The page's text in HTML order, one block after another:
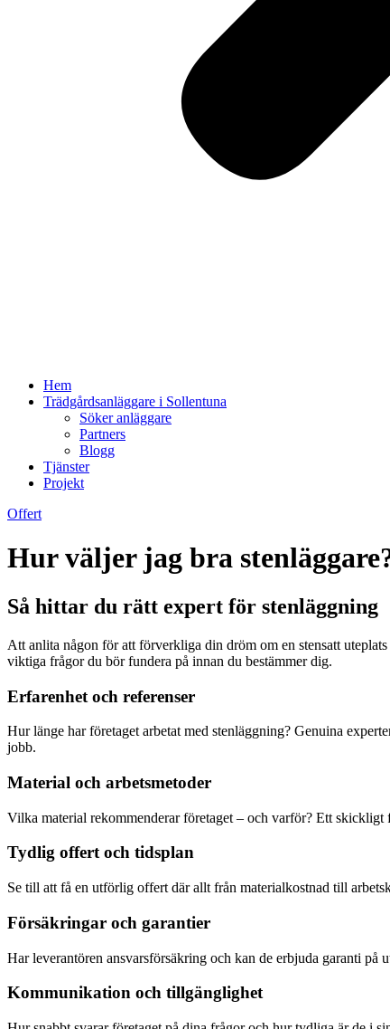
Hem
Trädgårdsanläggare i Sollentuna
Söker anläggare
Partners
Blogg
Tjänster
Projekt
Offert
Hur väljer jag bra
Så hittar du rätt expert för stenläggning
Att anlita någon för att förverkliga din dröm om en stensatt
viktiga frågor du bör fundera på innan du bestämmer dig.
Erfarenhet och referenser
Hur länge har företaget arbetat med stenläggning? Genuina
jobb.
Material och arbetsmetoder
Vilka material rekommenderar företaget – och varför? Ett
Tydlig offert och tidsplan
Se till att få en utförlig offert där allt från materialkostnad till
Försäkringar och garantier
Har leverantören ansvarsförsäkring och kan de erbjuda garanti på
Kommunikation och tillgänglighet